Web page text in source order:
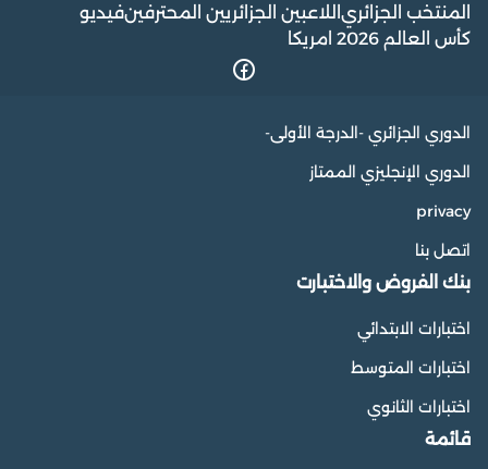
المنتخب الجزائري اللاعبين الجزائريين المحترفينفيديو
كأس العالم 2026 امريكا
الدوري الجزائري -الدرجة الأولى-
الدوري الإنجليزي الممتاز
privacy
اتصل بنا
بنك الفروض والاختبارت
اختبارات الابتدائي
اختبارات المتوسط
اختبارات الثانوي
قائمة